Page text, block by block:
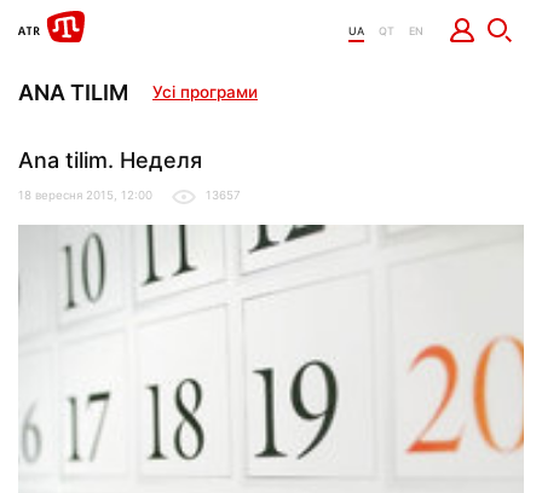
UA QT EN
ANA TILIM Усі програми
Ana tilim. Неделя
18 вересня 2015, 12:00 13657